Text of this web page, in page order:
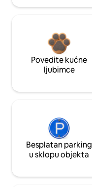
Povedite kućne
ljubimce
Besplatan parking
u sklopu objekta